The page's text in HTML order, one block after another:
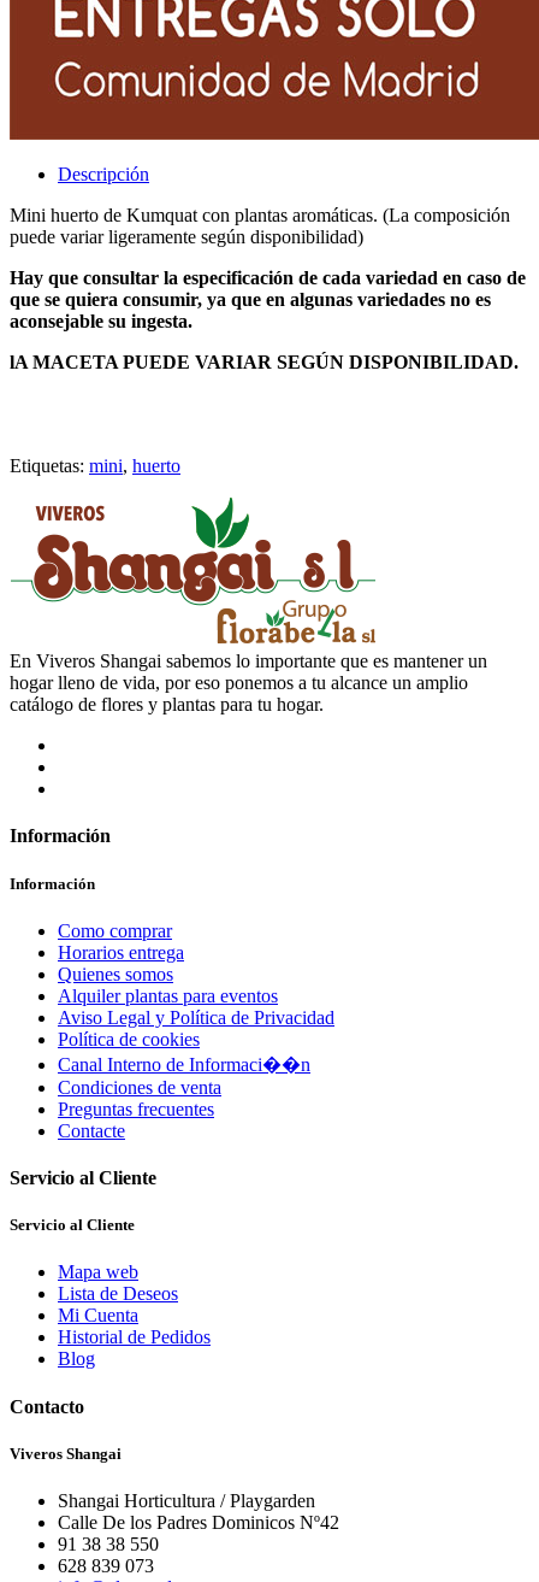
Descripción
Mini huerto de Kumquat con plantas aromáticas. (La composición
puede variar ligeramente según disponibilidad)
Hay que consultar la especificación de cada variedad en caso de
que se quiera consumir, ya que en algunas variedades no es
aconsejable su ingesta.
lA MACETA PUEDE VARIAR SEGÚN DISPONIBILIDAD.
Etiquetas: mini, huerto
En Viveros Shangai sabemos lo importante que es mantener un
hogar lleno de vida, por eso ponemos a tu alcance un amplio
catálogo de flores y plantas para tu hogar.
Información
Información
Como comprar
Horarios entrega
Quienes somos
Alquiler plantas para eventos
Aviso Legal y Política de Privacidad
Política de cookies
Canal Interno de Informaci��n
Condiciones de venta
Preguntas frecuentes
Contacte
Servicio al Cliente
Servicio al Cliente
Mapa web
Lista de Deseos
Mi Cuenta
Historial de Pedidos
Blog
Contacto
Viveros Shangai
Shangai Horticultura / Playgarden
Calle De los Padres Dominicos Nº42
91 38 38 550
628 839 073